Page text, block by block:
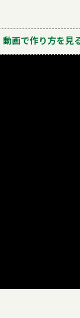
動画で作り方を見